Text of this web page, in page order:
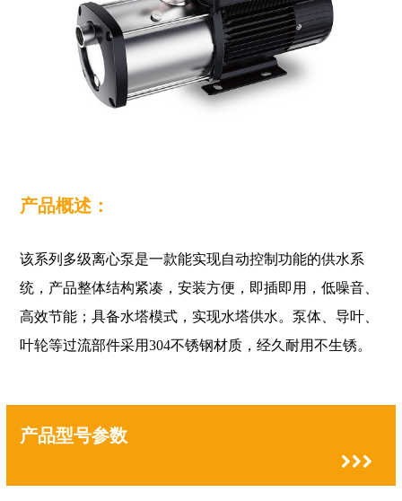
产品概述：
该系列多级离心泵是一款能实现自动控制功能的供水系
统，产品整体结构紧凑，安装方便，即插即用，低噪音、
高效节能；具备水塔模式，实现水塔供水。泵体、导叶、
叶轮等过流部件采用304不锈钢材质，经久耐用不生锈。
产品型号参数